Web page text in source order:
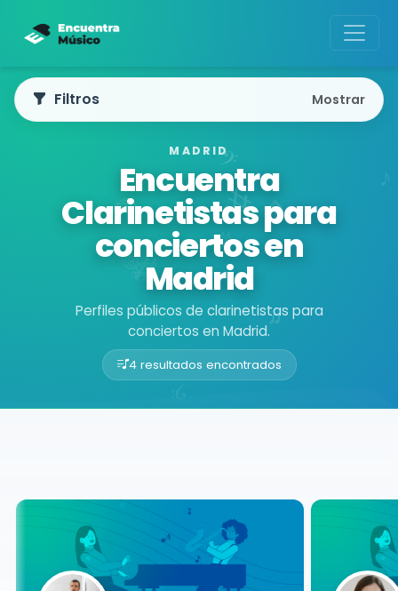
MADRID
Encuentra
Clarinetistas para
conciertos en
Madrid
Perfiles públicos de clarinetistas para
conciertos en Madrid.
4 resultados encontrados
Buscador de músicos
Filtros Mostrar